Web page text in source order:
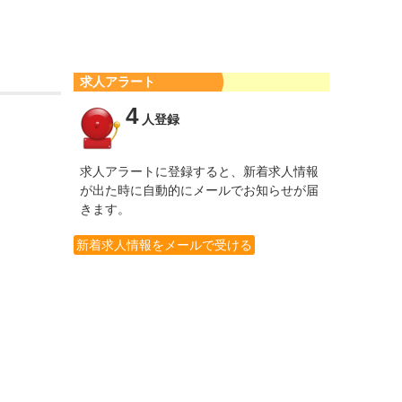
求人アラート
4人登録
求人アラートに登録すると、新着求人情報
が出た時に自動的にメールでお知らせが届
きます。
新着求人情報をメールで受ける